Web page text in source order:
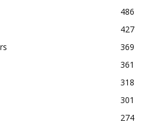
486
427
369
361
318
301
274